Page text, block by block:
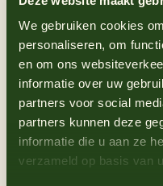
We gebruiken cookies
personaliseren, om
en om ons
informatie over uw
partners voor social
partners kunnen deze
informatie die u aan ze
verzameld op basis van
onze eigen uitstoot en
3-doelstellingen
Zo krijg je niet alleen
partner die meedenkt
klanten en auditors.
Meer weten over